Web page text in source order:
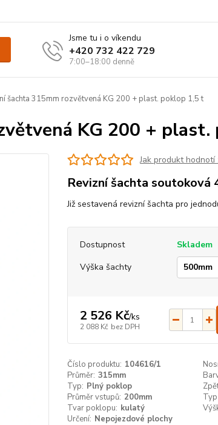
Jsme tu i o víkendu
+420 732 422 729
7:00–18:00 denně
šachta 315mm rozvětvená KG 200 + plast. poklop 1,5 t
KG 200 +
Jak produkt hodnotí
Revizní šachta soutoková
Již sestavená revizní šachta pro
Dostupnost
Skladem
Výška šachty
2 526 Kč/ks
2 088 Kč bez DPH
Číslo produktu: 104616/1
Průměr: 315mm
Typ: Plný poklop
Průměr vstupů: 200mm
Tvar poklopu: kulatý
Určení: Nepojezdové plochy